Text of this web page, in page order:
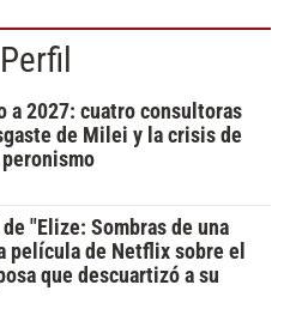
a 2027: cuatro consultoras
de Milei y la crisis de
"Elize: Sombras de una
película de Netflix sobre el
que descuartizó a su